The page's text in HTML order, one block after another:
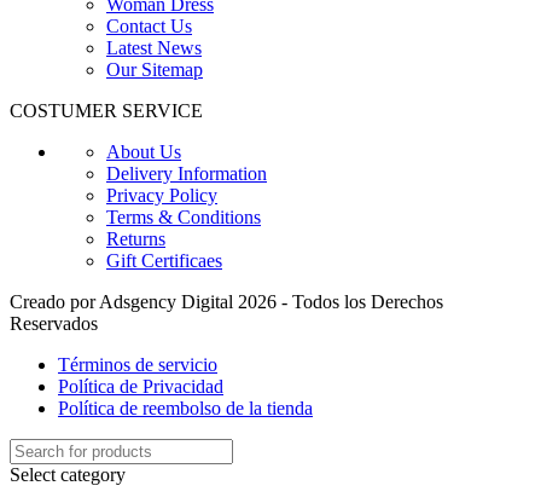
Contact Us
Latest News
Our Sitemap
COSTUMER SERVICE
About Us
Delivery Information
Privacy Policy
Terms & Conditions
Returns
Gift Certificaes
Creado por Adsgency Digital 2026 - Todos los Derechos
Reservados
Términos de servicio
Política de Privacidad
Política de reembolso de la tienda
Select category